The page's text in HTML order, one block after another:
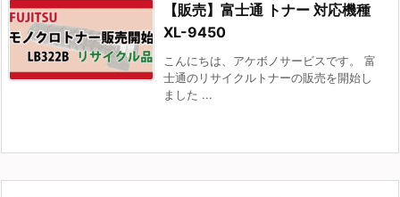
【販売】富士通 トナー 対応機種
XL-9450
こんにちは、アケボノサービスです。 富
士通のリサイクルトナーの販売を開始し
ました ...